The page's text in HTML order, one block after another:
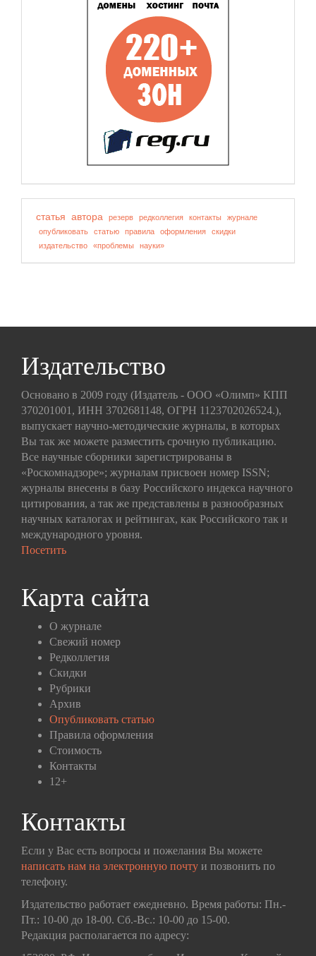
статья автора резерв редколлегия контакты
журнале
опубликовать
статью правила оформления
скидки
издательство
«проблемы науки»
Издательство
Основано в 2009 году (Издатель - ООО «Олимп» КПП
370201001, ИНН 3702681148, ОГРН 1123702026524.),
выпускает научно-методические журналы, в которых
Вы так же можете разместить срочную публикацию.
Все научные сборники зарегистрированы в
«Роскомнадзоре»; журналам присвоен номер ISSN;
журналы внесены в базу Российского индекса научного
цитирования, а так же представлены в разнообразных
научных каталогах и рейтингах, как Российского так и
международного уровня.
Посетить
Карта сайта
О журнале
Свежий номер
Редколлегия
Скидки
Рубрики
Архив
Опубликовать статью
Правила оформления
Стоимость
Контакты
12+
Контакты
Если у Вас есть вопросы и пожелания Вы можете
написать нам на электронную почту и позвонить по
телефону.
Издательство работает ежедневно. Время работы: Пн.-
Пт.: 10-00 до 18-00. Сб.-Вс.: 10-00 до 15-00.
Редакция располагается по адресу: